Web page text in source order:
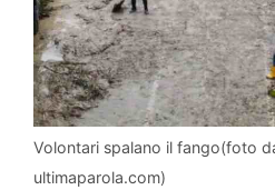
Volontari spalano il fango(foto
ultimaparola.com)